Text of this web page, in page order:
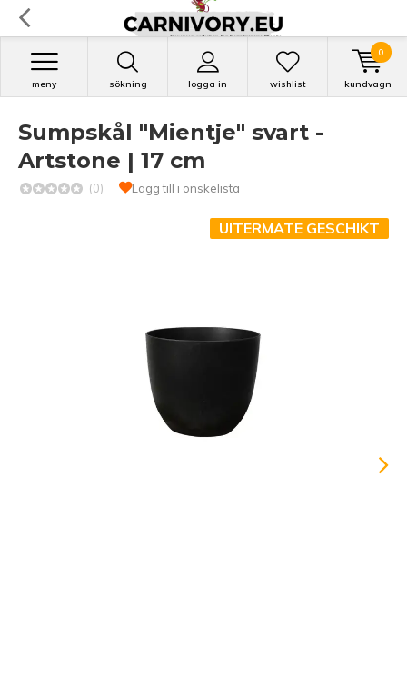
sökning logga in
meny wishlist kundvagn
0
Sumpskål "Mientje" svart -
Artstone | 17 cm
(0) Lägg till i önskelista
UITERMATE GESCHIKT